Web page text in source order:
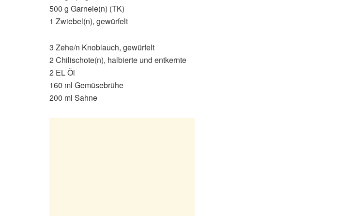
500 g Garnele(n) (TK)
1 Zwiebel(n), gewürfelt
3 Zehe/n Knoblauch, gewürfelt
2 Chilischote(n), halbierte und entkernte
2 EL Öl
160 ml Gemüsebrühe
200 ml Sahne